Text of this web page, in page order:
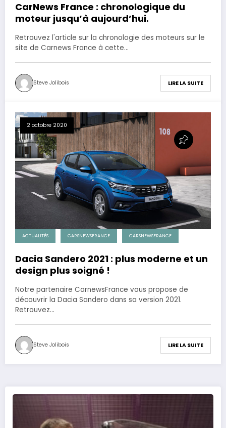
CarNews France : chronologique du
moteur jusqu’à aujourd’hui.
Retrouvez l'article sur la chronologie des moteurs sur le
site de Carnews France à cette…
Steve Jolibois LIRE LA SUITE
2 octobre 2020
ACTUALITÉS CARSNEWSFRANCE CARSNEWSFRANCE
Dacia Sandero 2021 : plus moderne et un
design plus soigné !
Notre partenaire CarnewsFrance vous propose de
découvrir la Dacia Sandero dans sa version 2021.
Retrouvez…
Steve Jolibois LIRE LA SUITE